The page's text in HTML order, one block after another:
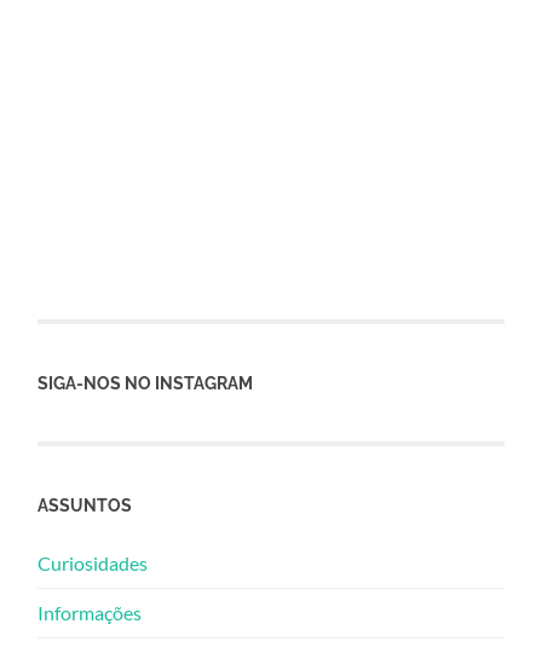
SIGA-NOS NO INSTAGRAM
ASSUNTOS
Curiosidades
Informações